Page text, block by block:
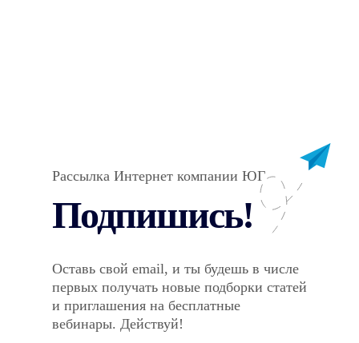
Рассылка Интернет компании ЮГ
Подпишись!
Оставь свой email, и ты будешь в числе
первых получать новые подборки статей
и приглашения на бесплатные
вебинары. Действуй!